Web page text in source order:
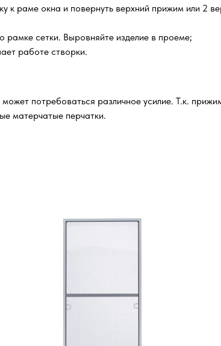
к раме окна и повернуть верхний прижим или 2
рамке сетки. Выровняйте изделие в проеме;
работе створки.
потребоваться различное усилие. Т.к.
матерчатые перчатки.